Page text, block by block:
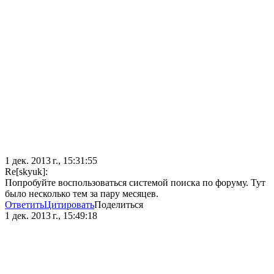
1 дек. 2013 г., 15:31:55
Re[skyuk]:
Попробуйте воспользоваться системой поиска по форуму. Тут
было несколько тем за пару месяцев.
ОтветитьЦитироватьПоделиться
1 дек. 2013 г., 15:49:18